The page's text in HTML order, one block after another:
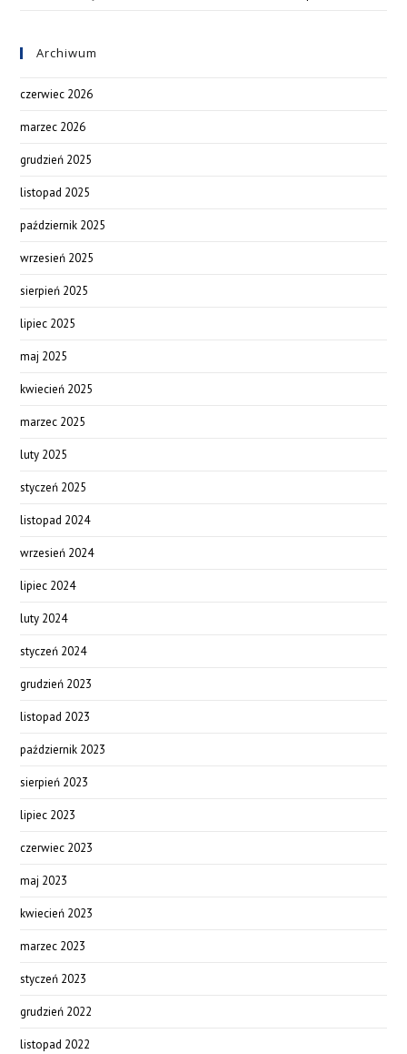
Archiwum
czerwiec 2026
marzec 2026
grudzień 2025
listopad 2025
październik 2025
wrzesień 2025
sierpień 2025
lipiec 2025
maj 2025
kwiecień 2025
marzec 2025
luty 2025
styczeń 2025
listopad 2024
wrzesień 2024
lipiec 2024
luty 2024
styczeń 2024
grudzień 2023
listopad 2023
październik 2023
sierpień 2023
lipiec 2023
czerwiec 2023
maj 2023
kwiecień 2023
marzec 2023
styczeń 2023
grudzień 2022
listopad 2022